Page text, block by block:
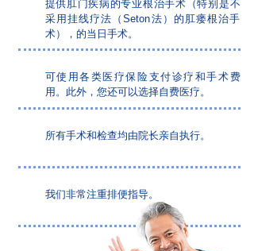
提供肛门疾病的专业根治手术（特别是不
采用挂线疗法（Seton法）的肛瘘根治手
术），的当日手术。
可使用各类医疗保险支付诊疗和手术费
用。此外，您还可以选择自费医疗。
所有手术和检查均由院长亲自执行。
我们非常注重排便指导。